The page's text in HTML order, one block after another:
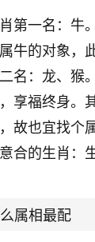
第一名：牛
牛的对象，
名：龙、猴
享福终身。
故也宜找个
合的生肖：
属相最配
两年，生意
不好，生意好
是倒霉！我
找老师看看，
我也做餐饮的